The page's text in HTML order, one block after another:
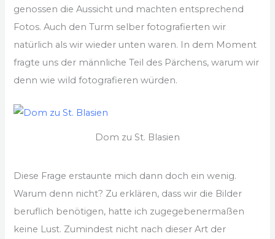
genossen die Aussicht und machten entsprechend
Fotos. Auch den Turm selber fotografierten wir
natürlich als wir wieder unten waren. In dem Moment
fragte uns der männliche Teil des Pärchens, warum wir
denn wie wild fotografieren würden.
Dom zu St. Blasien
Diese Frage erstaunte mich dann doch ein wenig.
Warum denn nicht? Zu erklären, dass wir die Bilder
beruflich benötigen, hatte ich zugegebenermaßen
keine Lust. Zumindest nicht nach dieser Art der